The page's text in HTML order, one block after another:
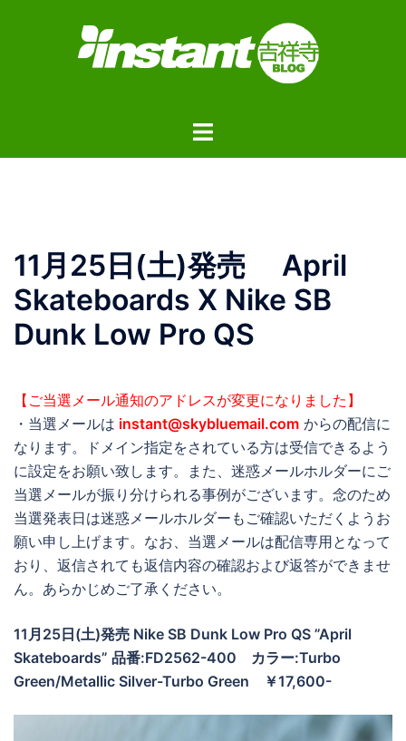
ト
ー
11月25日(土)発売 April
Skateboards X Nike SB
Dunk Low Pro QS
【ご当選メール通知のアドレスが変更になりました】
・当選メールは instant@skybluemail.com からの配信に
なります。ドメイン指定をされている方は受信できるよう
に設定をお願い致します。また、迷惑メールホルダーにご
当選メールが振り分けられる事例がございます。念のため
当選発表日は迷惑メールホルダーもご確認いただくようお
願い申し上げます。なお、当選メールは配信専用となって
おり、返信されても返信内容の確認および返答ができませ
ん。あらかじめご了承ください。
11月25日(土)発売 Nike SB Dunk Low Pro QS ”April
Skateboards” 品番:FD2562-400 カラー:Turbo
Green/Metallic Silver-Turbo Green ￥17,600-